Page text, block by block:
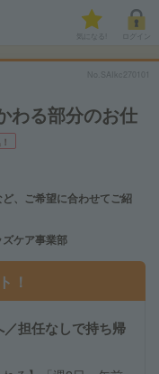
気になる!
No.SAIkc270101
わる部分のお仕
、ご希望に合わせてご紹
ケア事業部
！
担任なしで持ち帰